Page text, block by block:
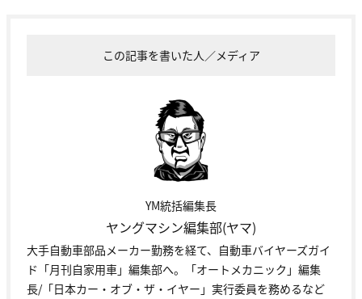
この記事を書いた人／メディア
YM統括編集長
ヤングマシン編集部(ヤマ)
大手自動車部品メーカー勤務を経て、自動車バイヤーズガイ
ド「月刊自家用車」編集部へ。「オートメカニック」編集
長/「日本カー・オブ・ザ・イヤー」実行委員を務めるなど